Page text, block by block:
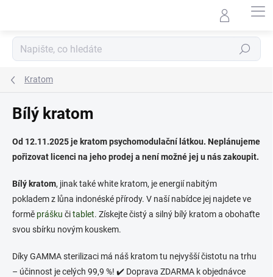
Hledat
Kratom
Bílý kratom
Od 12.11.2025 je kratom psychomodulační látkou. Neplánujeme
pořizovat licenci na jeho prodej a není možné jej u nás zakoupit.
Bílý kratom, jinak také white kratom, je energií nabitým
poklademz lůna indonéské přírody. V naší nabídce jej najdete ve
formě prášku čitablet. Získejte čistý a silný bílý kratom a obohaťte
svou sbírku novým kouskem.
Díky GAMMA sterilizaci má náš kratom tu nejvyšší čistotu na trhu
– účinnost je celých 99,9 %! ✔️ Doprava ZDARMA k objednávce